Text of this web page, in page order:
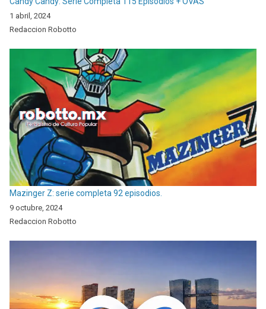
1 abril, 2024
Redaccion Robotto
Mazinger Z: serie completa 92 episodios.
9 octubre, 2024
Redaccion Robotto